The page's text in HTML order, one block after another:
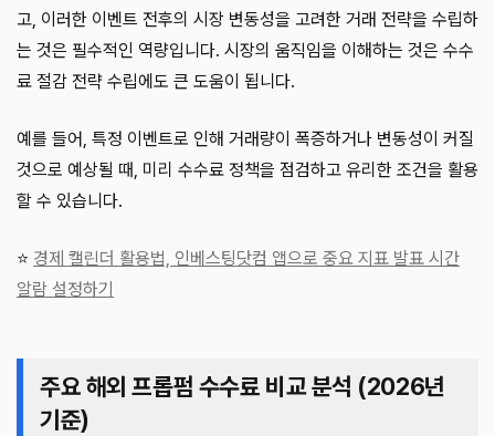
고, 이러한 이벤트 전후의 시장 변동성을 고려한 거래 전략을 수립하
는 것은 필수적인 역량입니다. 시장의 움직임을 이해하는 것은 수수
료 절감 전략 수립에도 큰 도움이 됩니다.
예를 들어, 특정 이벤트로 인해 거래량이 폭증하거나 변동성이 커질
것으로 예상될 때, 미리 수수료 정책을 점검하고 유리한 조건을 활용
할 수 있습니다.
⭐ 경제 캘린더 활용법, 인베스팅닷컴 앱으로 중요 지표 발표 시간
알람 설정하기
주요 해외 프롭펌 수수료 비교 분석 (2026년
기준)